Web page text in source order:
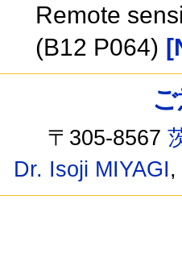
Remote
(B12 P064)
〒305-8567
Dr. Isoji MIYAGI,